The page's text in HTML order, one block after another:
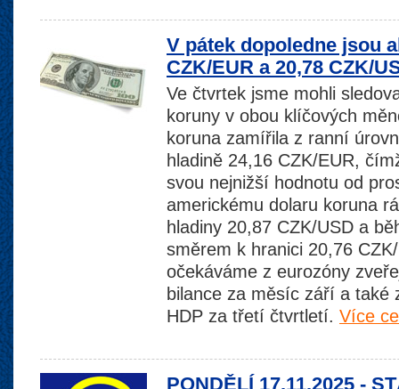
V pátek dopoledne jsou
CZK/EUR a 20,78 CZK/
Ve čtvrtek jsme mohli
koruny v obou klíčových
koruna zamířila z ranní
hladině 24,16 CZK/EUR,
svou nejnižší hodnotu od
americkému dolaru koruna
hladiny 20,87 CZK/USD a
směrem k hranici 20,76
očekáváme z eurozóny
bilance za měsíc září a také
HDP za třetí čtvrtletí. Více
PONDĚLÍ 17.11.2025 -